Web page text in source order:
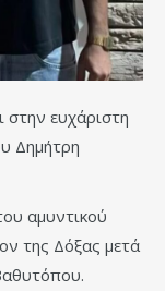
στην ευχάριστη
Δημήτρη
αμυντικού
της Δόξας μετά